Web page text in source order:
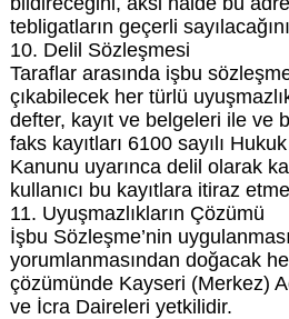
tebligatların geçerli
10. Delil Sözleşmesi
Taraflar arasında işbu
çıkabilecek her türlü
defter, kayıt ve belgeleri ile ve
faks kayıtları 6100 sayılı
Kanunu uyarınca delil olarak
kullanıcı bu kayıtlara itiraz
11. Uyuşmazlıkların Çözümü
İşbu Sözleşme’nin
yorumlanmasından doğacak
çözümünde Kayseri (Merkez)
ve İcra Daireleri yetkilidir.